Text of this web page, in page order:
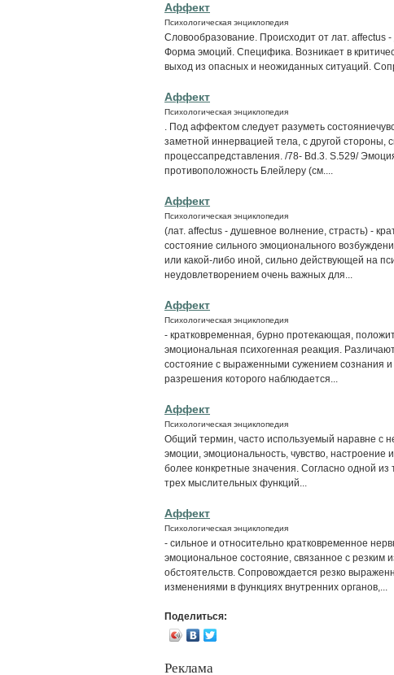
Аффект
Психологическая энциклопедия
Словообразование. Происходит от лат. affectus
Форма эмоций. Специфика. Возникает в
выход из опасных и неожиданных ситуаций.
Аффект
Психологическая энциклопедия
. Под аффектом следует разуметь
заметной иннервацией тела, с другой
процессапредставления. /78- Bd.3. S.529/
противоположность Блейлеру (см....
Аффект
Психологическая энциклопедия
(лат. affectus - душевное волнение, страсть) -
состояние сильного эмоционального
или какой-либо иной, сильно действующей на
неудовлетворением очень важных для...
Аффект
Психологическая энциклопедия
- кратковременная, бурно протекающая,
эмоциональная психогенная реакция.
состояние с выраженными сужением сознания
разрешения которого наблюдается...
Аффект
Психологическая энциклопедия
Общий термин, часто используемый наравне с
эмоции, эмоциональность, чувство, настроение
более конкретные значения. Согласно одной
трех мыслительных функций...
Аффект
Психологическая энциклопедия
- сильное и относительно кратковременное
эмоциональное состояние, связанное с
обстоятельств. Сопровождается резко
изменениями в функциях внутренних органов,...
Поделиться:
Реклама